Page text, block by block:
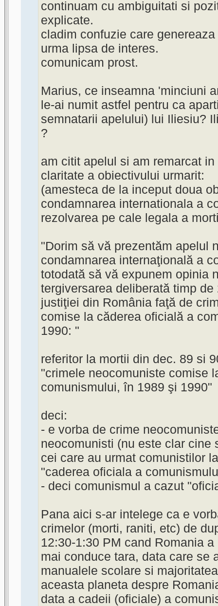
continuam cu ambiguitati si
explicate.
cladim confuzie care
urma lipsa de interes.
comunicam prost.
Marius, ce inseamna 'minciuni
le-ai numit astfel pentru ca
semnatarii apelului) lui Iliesiu?
?
am citit apelul si am remarcat
claritate a obiectivului urmarit:
(amesteca de la inceput doua
condamnarea internationala a
rezolvarea pe cale legala a
"Dorim să vă prezentăm apelul
condamnarea internaţională a
totodată să vă expunem opinia
tergiversarea deliberată timp
justiţiei din România faţă de
comise la căderea oficială a
1990: "
referitor la mortii din dec. 89 si
"crimele neocomuniste comise
comunismului, în 1989 şi 1990"
deci:
- e vorba de crime
neocomunisti (nu este clar cine
cei care au urmat comunistilor
"caderea oficiala a
- deci comunismul a cazut
Pana aici s-ar intelege ca e
crimelor (morti, raniti, etc) de
12:30-1:30 PM cand Romania
mai conduce tara, data care se
manualele scolare si
aceasta planeta despre
data a cadeii (oficiale) a